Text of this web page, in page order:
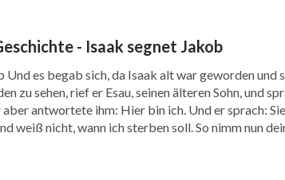
sie es vor Saul, und er
Menschen das Herz um
- Isaak segnet Jakob
Und es begab sich, da Isaak alt war geworden und
zu sehen, rief er Esau, seinen älteren Sohn, und
aber antwortete ihm: Hier bin ich. Und er sprach:
weiß nicht, wann ich sterben soll. So nimm nun